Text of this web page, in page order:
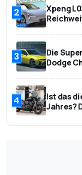
2
Xpeng
3
Die
Dodge
4
Ist das
Jahres?